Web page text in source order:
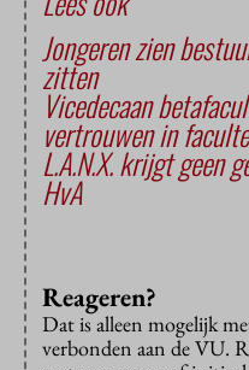
Jongeren zien
zitten
Vicedecaan
vertrouwen in
L.A.N.X. krijgt geen
HvA
Reageren?
Dat is alleen mogelijk
verbonden aan de VU.